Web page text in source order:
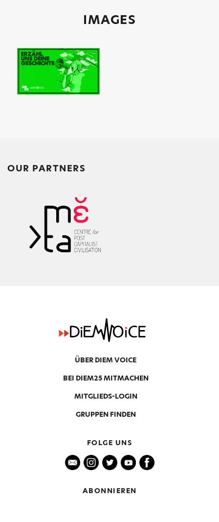
o
o
k
ts
p
p
e n
IMAGES
OUR PARTNERS
ÜBER DIEM VOICE
BEI DIEM25 MITMACHEN
MITGLIEDS-LOGIN
GRUPPEN FINDEN
FOLGE UNS
ABONNIEREN